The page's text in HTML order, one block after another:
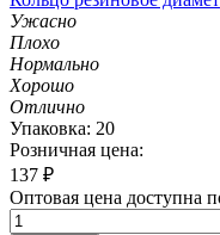
Ужасно
Плохо
Нормально
Хорошо
Отлично
Упаковка: 20
Розничная цена:
137 ₽
Оптовая цена доступна